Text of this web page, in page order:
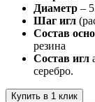
Диаметр –
Шаг игл
Состав
резина
Состав игл
серебро.
Купить в 1 клик